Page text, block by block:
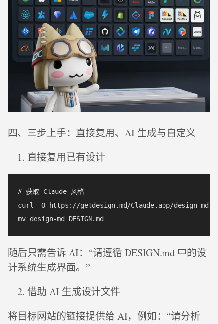
四、三步上手：直接复用、AI 生成与自定义
直接复用已有设计
# 获取 Claude 风格
curl -O https://getdesign.md/Claude.app/design-md
随后只需告诉 AI：“请遵循 DESIGN.md 中的设
计系统生成界面。”
借助 AI 生成设计文件
将目标网站的链接提供给 AI，例如：“请分析